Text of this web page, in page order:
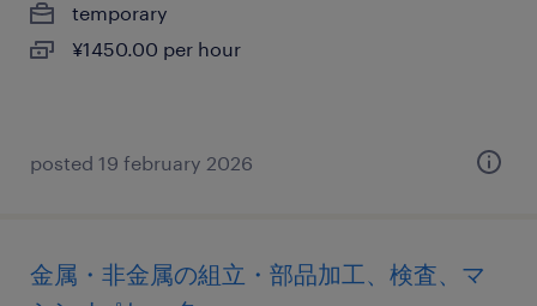
temporary
¥1450.00 per hour
posted 19 february 2026
金属・非金属の組立・部品加工、検査、マ